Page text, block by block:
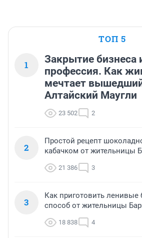
ТОП 5
1
Закрытие бизнеса
профессия. Как
мечтает
Алтайский Маугли
23 502 2
2
Простой рецепт
кабачком от жительницы
21 386 3
3
Как приготовить
способ от жительницы
18 838 4